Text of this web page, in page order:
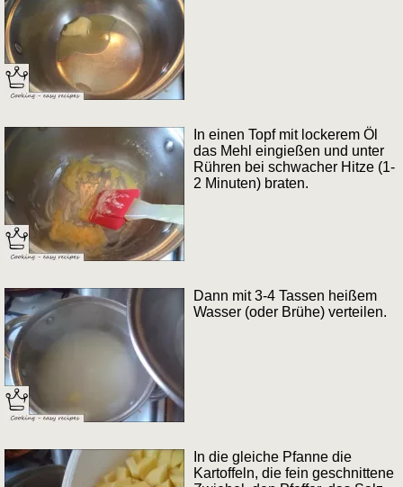
In einen Topf mit lockerem Öl
das Mehl eingießen und unter
Rühren bei schwacher Hitze (1-
2 Minuten) braten.
Dann mit 3-4 Tassen heißem
Wasser (oder Brühe) verteilen.
In die gleiche Pfanne die
Kartoffeln, die fein geschnittene